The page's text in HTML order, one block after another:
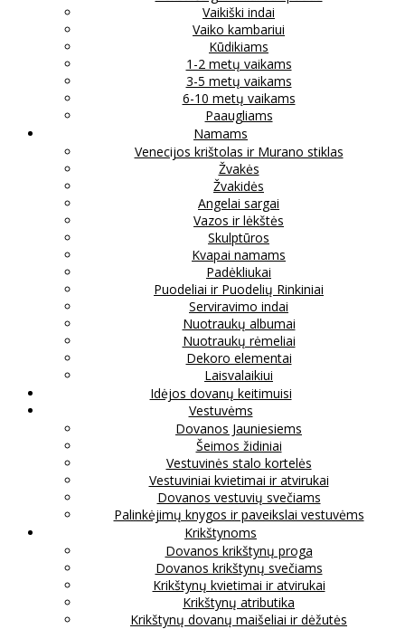
Vaikiški indai
Vaiko kambariui
Kūdikiams
1-2 metų vaikams
3-5 metų vaikams
6-10 metų vaikams
Paaugliams
Namams
Venecijos krištolas ir Murano stiklas
Žvakės
Žvakidės
Angelai sargai
Vazos ir lėkštės
Skulptūros
Kvapai namams
Padėkliukai
Puodeliai ir Puodelių Rinkiniai
Serviravimo indai
Nuotraukų albumai
Nuotraukų rėmeliai
Dekoro elementai
Laisvalaikiui
Idėjos dovanų keitimuisi
Vestuvėms
Dovanos Jauniesiems
Šeimos židiniai
Vestuvinės stalo kortelės
Vestuviniai kvietimai ir atvirukai
Dovanos vestuvių svečiams
Palinkėjimų knygos ir paveikslai vestuvėms
Krikštynoms
Dovanos krikštynų proga
Dovanos krikštynų svečiams
Krikštynų kvietimai ir atvirukai
Krikštynų atributika
Krikštynų dovanų maišeliai ir dėžutės